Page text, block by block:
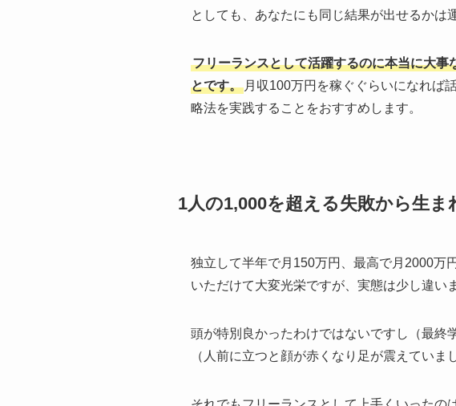
としても、あなたにも同じ結果が出せるかは
フリーランスとして活躍するのに本当に大
とです。 月収100万円を稼ぐぐらいになれば
略法を実践することをおすすめします。
1人の1,000を超える失敗から生ま
独立して半年で月150万円、最高で月2000万
いただけて大変光栄ですが、実態は少し違い
頭が特別良かったわけではないですし（最終
（人前に立つと顔が赤くなり足が震えていま